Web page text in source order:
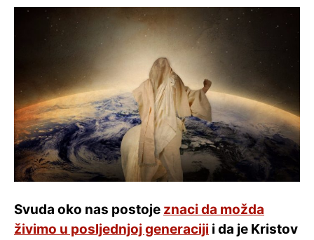
Svuda oko nas postoje znaci da možda
živimo u posljednjoj generaciji i da je Kristov